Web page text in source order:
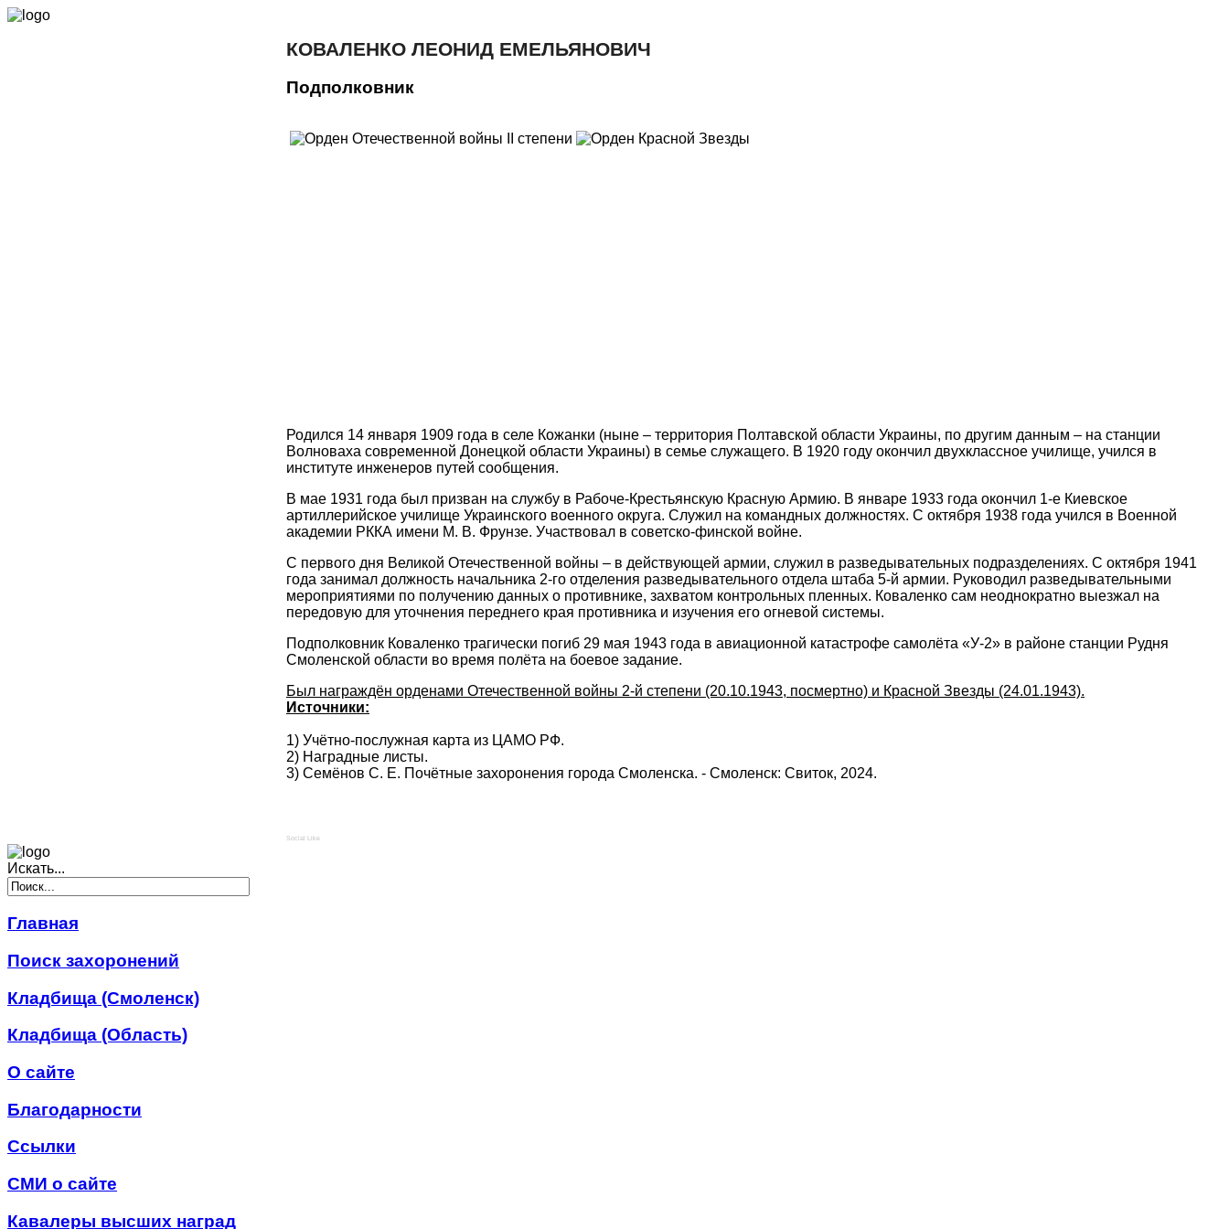
КОВАЛЕНКО ЛЕОНИД ЕМЕЛЬЯНОВИЧ
Подполковник
Родился 14 января 1909 года в селе Кожанки (ныне – территория Полтавской области Украины, по другим данным – на станции
Волноваха современной Донецкой области Украины) в семье служащего. В 1920 году окончил двухклассное училище, учился в
институте инженеров путей сообщения.
В мае 1931 года был призван на службу в Рабоче-Крестьянскую Красную Армию. В январе 1933 года окончил 1-е Киевское
артиллерийское училище Украинского военного округа. Служил на командных должностях. С октября 1938 года учился в Военной
академии РККА имени М. В. Фрунзе. Участвовал в советско-финской войне.
С первого дня Великой Отечественной войны – в действующей армии, служил в разведывательных подразделениях. С октября 1941
года занимал должность начальника 2-го отделения разведывательного отдела штаба 5-й армии. Руководил разведывательными
мероприятиями по получению данных о противнике, захватом контрольных пленных. Коваленко сам неоднократно выезжал на
передовую для уточнения переднего края противника и изучения его огневой системы.
Подполковник Коваленко трагически погиб 29 мая 1943 года в авиационной катастрофе самолёта «У-2» в районе станции Рудня
Смоленской области во время полёта на боевое задание.
Был награждён орденами Отечественной войны 2-й степени (20.10.1943, посмертно) и Красной Звезды (24.01.1943).
Источники:
1) Учётно-послужная карта из ЦАМО РФ.
2) Наградные листы.
3) Семёнов С. Е. Почётные захоронения города Смоленска. - Смоленск: Свиток, 2024.
Social Like
Искать...
Главная
Поиск захоронений
Кладбища (Смоленск)
Кладбища (Область)
О сайте
Благодарности
Ссылки
СМИ о сайте
Кавалеры высших наград